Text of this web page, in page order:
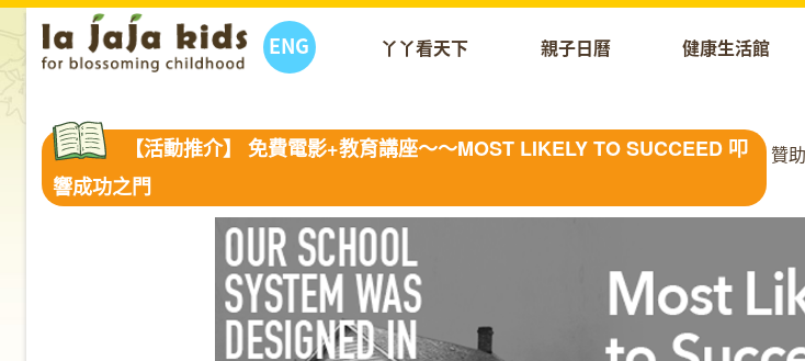
ENG 丫丫看天下 親子日曆 健康生活館
【活動推介】 免費電影+教育講座～～MOST LIKELY TO SUCCEED 叩
響成功之門
贊